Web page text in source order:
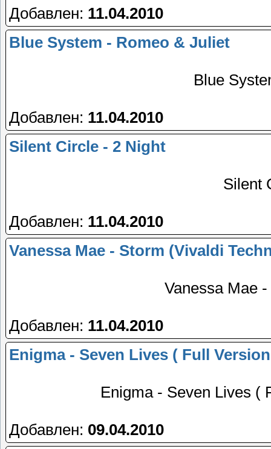
Добавлен: 11.04.2010
Blue System - Romeo & Juliet
Blue
Добавлен: 11.04.2010
Silent Circle - 2 Night
Silent
Добавлен: 11.04.2010
Vanessa Mae - Storm (Vivaldi
Vanessa Mae
Добавлен: 11.04.2010
Enigma - Seven Lives ( Full
Enigma - Seven Lives (
Добавлен: 09.04.2010